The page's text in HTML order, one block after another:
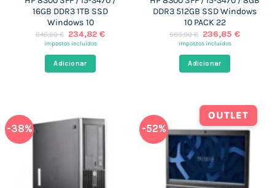
16GB DDR3 1TB SSD
Windows 10
646,00€ O
preço
era:
646,00 €.
234,82€O
impostos incluídos
Adicionar
DDR3 512GB SSD Windows
10 PACK 22
583,00€ O
preço
era:
583,00 €.
236,85€O
impostos incluídos
Adicionar
-38% -52%
OUTLET